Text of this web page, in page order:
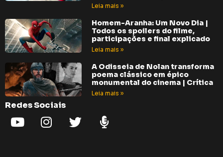
Leia mais »
Homem-Aranha: Um Novo Dia |
Todos os spoilers do filme,
participações e final explicado
Leia mais »
A Odisseia de Nolan transforma
poema clássico em épico
monumental do cinema | Crítica
Leia mais »
Redes Sociais